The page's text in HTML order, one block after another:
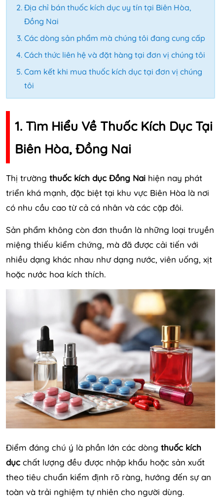
Địa chỉ bán thuốc kích dục uy tín tại Biên Hòa,
Đồng Nai
Các dòng sản phẩm mà chúng tôi đang cung cấp
Cách thức liên hệ và đặt hàng tại đơn vị chúng tôi
Cam kết khi mua thuốc kích dục tại đơn vị chúng
tôi
1. Tìm Hiểu Về Thuốc Kích Dục Tại
Biên Hòa, Đồng Nai
Thị trường thuốc kích dục Đồng Nai hiện nay phát
triển khá mạnh, đặc biệt tại khu vực Biên Hòa là nơi
có nhu cầu cao từ cả cá nhân và các cặp đôi.
Sản phẩm không còn đơn thuần là những loại truyền
miệng thiếu kiểm chứng, mà đã được cải tiến với
nhiều dạng khác nhau như dạng nước, viên uống, xịt
hoặc nước hoa kích thích.
Điểm đáng chú ý là phần lớn các dòng thuốc kích
dục chất lượng đều được nhập khẩu hoặc sản xuất
theo tiêu chuẩn kiểm định rõ ràng, hướng đến sự an
toàn và trải nghiệm tự nhiên cho người dùng.